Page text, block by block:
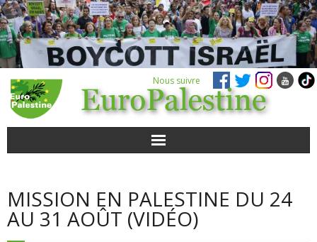
Nous suivre
POUR AGIR
MISSION EN PALESTINE DU 24
AU 31 AOÛT (VIDÉO)